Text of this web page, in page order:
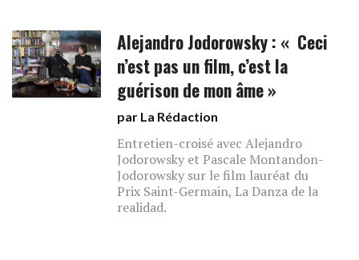
Alejandro Jodorowsky : « Ceci
n’est pas un film, c’est la
guérison de mon âme »
par La Rédaction
Entretien-croisé avec Alejandro
Jodorowsky et Pascale Montandon-
Jodorowsky sur le film lauréat du
Prix Saint-Germain, La Danza de la
realidad.